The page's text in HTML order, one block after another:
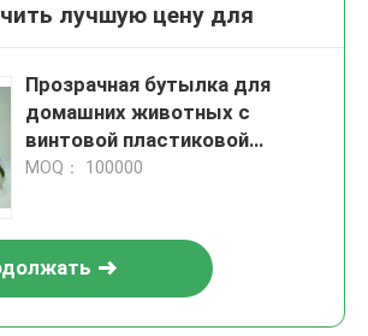
лучшую цену для
Прозрачная бутылка для
домашних животных с
винтовой пластиковой
крышкой
MOQ： 100000